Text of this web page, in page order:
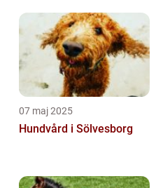
07 maj 2025
Hundvård i Sölvesborg